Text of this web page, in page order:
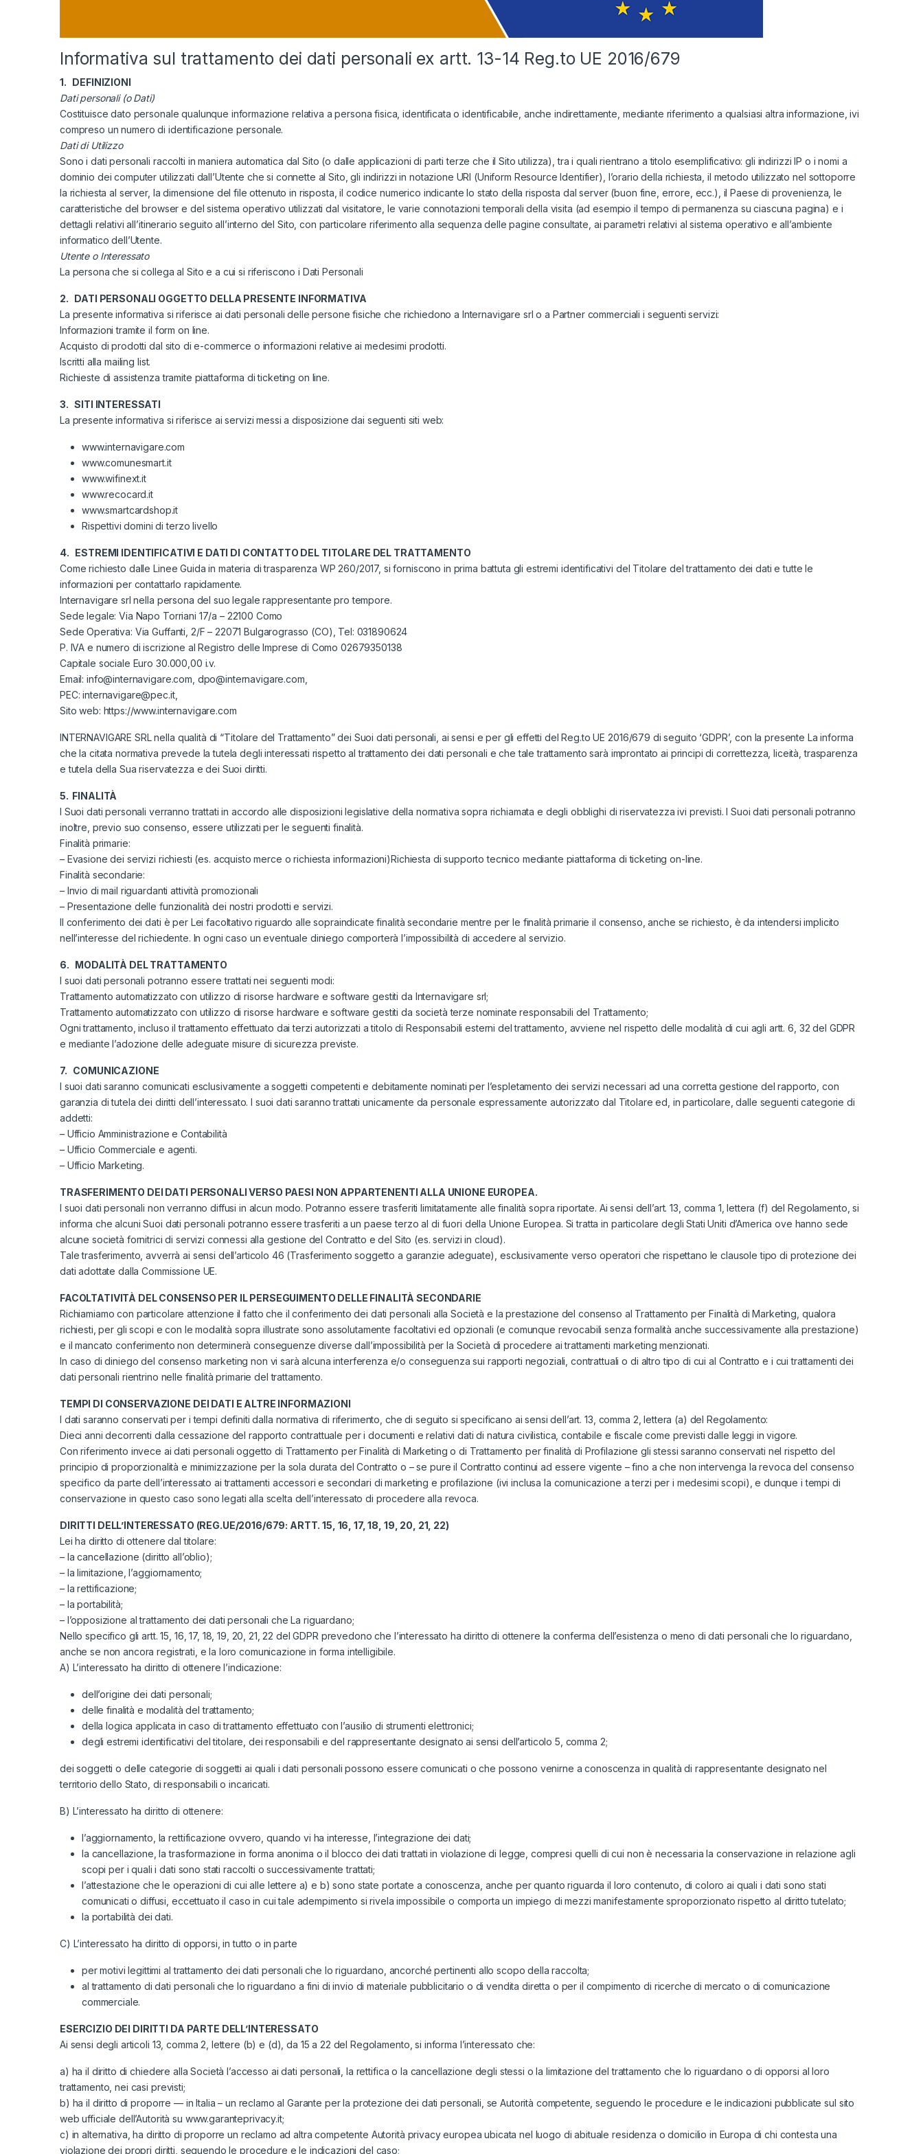
Informativa sul trattamento dei dati personali ex artt. 13-14 Reg.to UE 2016/679
1. DEFINIZIONI
Dati personali (o Dati)
Costituisce dato personale qualunque informazione relativa a persona fisica, identificata o identificabile, anche indirettamente, mediante riferimento a qualsiasi altra informazione, ivi
compreso un numero di identificazione personale.
Dati di Utilizzo
Sono i dati personali raccolti in maniera automatica dal Sito (o dalle applicazioni di parti terze che il Sito utilizza), tra i quali rientrano a titolo esemplificativo: gli indirizzi IP o i nomi a
dominio dei computer utilizzati dall’Utente che si connette al Sito, gli indirizzi in notazione URI (Uniform Resource Identifier), l’orario della richiesta, il metodo utilizzato nel sottoporre
la richiesta al server, la dimensione del file ottenuto in risposta, il codice numerico indicante lo stato della risposta dal server (buon fine, errore, ecc.), il Paese di provenienza, le
caratteristiche del browser e del sistema operativo utilizzati dal visitatore, le varie connotazioni temporali della visita (ad esempio il tempo di permanenza su ciascuna pagina) e i
dettagli relativi all’itinerario seguito all’interno del Sito, con particolare riferimento alla sequenza delle pagine consultate, ai parametri relativi al sistema operativo e all’ambiente
informatico dell’Utente.
Utente o Interessato
La persona che si collega al Sito e a cui si riferiscono i Dati Personali
2. DATI PERSONALI OGGETTO DELLA PRESENTE INFORMATIVA
La presente informativa si riferisce ai dati personali delle persone fisiche che richiedono a Internavigare srl o a Partner commerciali i seguenti servizi:
Informazioni tramite il form on line.
Acquisto di prodotti dal sito di e-commerce o informazioni relative ai medesimi prodotti.
Iscritti alla mailing list.
Richieste di assistenza tramite piattaforma di ticketing on line.
3. SITI INTERESSATI
La presente informativa si riferisce ai servizi messi a disposizione dai seguenti siti web:
www.internavigare.com
www.comunesmart.it
www.wifinext.it
www.recocard.it
www.smartcardshop.it
Rispettivi domini di terzo livello
4. ESTREMI IDENTIFICATIVI E DATI DI CONTATTO DEL TITOLARE DEL TRATTAMENTO
Come richiesto dalle Linee Guida in materia di trasparenza WP 260/2017, si forniscono in prima battuta gli estremi identificativi del Titolare del trattamento dei dati e tutte le
informazioni per contattarlo rapidamente.
Internavigare srl nella persona del suo legale rappresentante pro tempore.
Sede legale: Via Napo Torriani 17/a – 22100 Como
Sede Operativa: Via Guffanti, 2/F – 22071 Bulgarograsso (CO), Tel: 031890624
P. IVA e numero di iscrizione al Registro delle Imprese di Como 02679350138
Capitale sociale Euro 30.000,00 i.v.
Email: info@internavigare.com, dpo@internavigare.com,
PEC: internavigare@pec.it,
Sito web: https://www.internavigare.com
INTERNAVIGARE SRL nella qualità di “Titolare del Trattamento” dei Suoi dati personali, ai sensi e per gli effetti del Reg.to UE 2016/679 di seguito ‘GDPR’, con la presente La informa
che la citata normativa prevede la tutela degli interessati rispetto al trattamento dei dati personali e che tale trattamento sarà improntato ai principi di correttezza, liceità, trasparenza
e tutela della Sua riservatezza e dei Suoi diritti.
5. FINALITÀ
I Suoi dati personali verranno trattati in accordo alle disposizioni legislative della normativa sopra richiamata e degli obblighi di riservatezza ivi previsti. I Suoi dati personali potranno
inoltre, previo suo consenso, essere utilizzati per le seguenti finalità.
Finalità primarie:
– Evasione dei servizi richiesti (es. acquisto merce o richiesta informazioni)Richiesta di supporto tecnico mediante piattaforma di ticketing on-line.
Finalità secondarie:
– Invio di mail riguardanti attività promozionali
– Presentazione delle funzionalità dei nostri prodotti e servizi.
Il conferimento dei dati è per Lei facoltativo riguardo alle sopraindicate finalità secondarie mentre per le finalità primarie il consenso, anche se richiesto, è da intendersi implicito
nell’interesse del richiedente. In ogni caso un eventuale diniego comporterà l’impossibilità di accedere al servizio.
6. MODALITÀ DEL TRATTAMENTO
I suoi dati personali potranno essere trattati nei seguenti modi:
Trattamento automatizzato con utilizzo di risorse hardware e software gestiti da Internavigare srl;
Trattamento automatizzato con utilizzo di risorse hardware e software gestiti da società terze nominate responsabili del Trattamento;
Ogni trattamento, incluso il trattamento effettuato dai terzi autorizzati a titolo di Responsabili esterni del trattamento, avviene nel rispetto delle modalità di cui agli artt. 6, 32 del GDPR
e mediante l’adozione delle adeguate misure di sicurezza previste.
7. COMUNICAZIONE
I suoi dati saranno comunicati esclusivamente a soggetti competenti e debitamente nominati per l’espletamento dei servizi necessari ad una corretta gestione del rapporto, con
garanzia di tutela dei diritti dell’interessato. I suoi dati saranno trattati unicamente da personale espressamente autorizzato dal Titolare ed, in particolare, dalle seguenti categorie di
addetti:
– Ufficio Amministrazione e Contabilità
– Ufficio Commerciale e agenti.
– Ufficio Marketing.
TRASFERIMENTO DEI DATI PERSONALI VERSO PAESI NON APPARTENENTI ALLA UNIONE EUROPEA.
I suoi dati personali non verranno diffusi in alcun modo. Potranno essere trasferiti limitatamente alle finalità sopra riportate. Ai sensi dell’art. 13, comma 1, lettera (f) del Regolamento, si
informa che alcuni Suoi dati personali potranno essere trasferiti a un paese terzo al di fuori della Unione Europea. Si tratta in particolare degli Stati Uniti d’America ove hanno sede
alcune società fornitrici di servizi connessi alla gestione del Contratto e del Sito (es. servizi in cloud).
Tale trasferimento, avverrà ai sensi dell’articolo 46 (Trasferimento soggetto a garanzie adeguate), esclusivamente verso operatori che rispettano le clausole tipo di protezione dei
dati adottate dalla Commissione UE.
FACOLTATIVITÀ DEL CONSENSO PER IL PERSEGUIMENTO DELLE FINALITÀ SECONDARIE
Richiamiamo con particolare attenzione il fatto che il conferimento dei dati personali alla Società e la prestazione del consenso al Trattamento per Finalità di Marketing, qualora
richiesti, per gli scopi e con le modalità sopra illustrate sono assolutamente facoltativi ed opzionali (e comunque revocabili senza formalità anche successivamente alla prestazione)
e il mancato conferimento non determinerà conseguenze diverse dall’impossibilità per la Società di procedere ai trattamenti marketing menzionati.
In caso di diniego del consenso marketing non vi sarà alcuna interferenza e/o conseguenza sui rapporti negoziali, contrattuali o di altro tipo di cui al Contratto e i cui trattamenti dei
dati personali rientrino nelle finalità primarie del trattamento.
TEMPI DI CONSERVAZIONE DEI DATI E ALTRE INFORMAZIONI
I dati saranno conservati per i tempi definiti dalla normativa di riferimento, che di seguito si specificano ai sensi dell’art. 13, comma 2, lettera (a) del Regolamento:
Dieci anni decorrenti dalla cessazione del rapporto contrattuale per i documenti e relativi dati di natura civilistica, contabile e fiscale come previsti dalle leggi in vigore.
Con riferimento invece ai dati personali oggetto di Trattamento per Finalità di Marketing o di Trattamento per finalità di Profilazione gli stessi saranno conservati nel rispetto del
principio di proporzionalità e minimizzazione per la sola durata del Contratto o – se pure il Contratto continui ad essere vigente – fino a che non intervenga la revoca del consenso
specifico da parte dell’interessato ai trattamenti accessori e secondari di marketing e profilazione (ivi inclusa la comunicazione a terzi per i medesimi scopi), e dunque i tempi di
conservazione in questo caso sono legati alla scelta dell’interessato di procedere alla revoca.
DIRITTI DELL’INTERESSATO (REG.UE/2016/679: ARTT. 15, 16, 17, 18, 19, 20, 21, 22)
Lei ha diritto di ottenere dal titolare:
– la cancellazione (diritto all’oblio);
– la limitazione, l’aggiornamento;
– la rettificazione;
– la portabilità;
– l’opposizione al trattamento dei dati personali che La riguardano;
Nello specifico gli artt. 15, 16, 17, 18, 19, 20, 21, 22 del GDPR prevedono che l’interessato ha diritto di ottenere la conferma dell’esistenza o meno di dati personali che lo riguardano,
anche se non ancora registrati, e la loro comunicazione in forma intelligibile.
A) L’interessato ha diritto di ottenere l’indicazione:
dell’origine dei dati personali;
delle finalità e modalità del trattamento;
della logica applicata in caso di trattamento effettuato con l’ausilio di strumenti elettronici;
degli estremi identificativi del titolare, dei responsabili e del rappresentante designato ai sensi dell’articolo 5, comma 2;
dei soggetti o delle categorie di soggetti ai quali i dati personali possono essere comunicati o che possono venirne a conoscenza in qualità di rappresentante designato nel
territorio dello Stato, di responsabili o incaricati.
B) L’interessato ha diritto di ottenere:
l’aggiornamento, la rettificazione ovvero, quando vi ha interesse, l’integrazione dei dati;
la cancellazione, la trasformazione in forma anonima o il blocco dei dati trattati in violazione di legge, compresi quelli di cui non è necessaria la conservazione in relazione agli
scopi per i quali i dati sono stati raccolti o successivamente trattati;
l’attestazione che le operazioni di cui alle lettere a) e b) sono state portate a conoscenza, anche per quanto riguarda il loro contenuto, di coloro ai quali i dati sono stati
comunicati o diffusi, eccettuato il caso in cui tale adempimento si rivela impossibile o comporta un impiego di mezzi manifestamente sproporzionato rispetto al diritto tutelato;
la portabilità dei dati.
C) L’interessato ha diritto di opporsi, in tutto o in parte
per motivi legittimi al trattamento dei dati personali che lo riguardano, ancorché pertinenti allo scopo della raccolta;
al trattamento di dati personali che lo riguardano a fini di invio di materiale pubblicitario o di vendita diretta o per il compimento di ricerche di mercato o di comunicazione
commerciale.
ESERCIZIO DEI DIRITTI DA PARTE DELL’INTERESSATO
Ai sensi degli articoli 13, comma 2, lettere (b) e (d), da 15 a 22 del Regolamento, si informa l’interessato che:
a) ha il diritto di chiedere alla Società l’accesso ai dati personali, la rettifica o la cancellazione degli stessi o la limitazione del trattamento che lo riguardano o di opporsi al loro
trattamento, nei casi previsti;
b) ha il diritto di proporre — in Italia – un reclamo al Garante per la protezione dei dati personali, se Autorità competente, seguendo le procedure e le indicazioni pubblicate sul sito
web ufficiale dell’Autorità su www.garanteprivacy.it;
c) in alternativa, ha diritto di proporre un reclamo ad altra competente Autorità privacy europea ubicata nel luogo di abituale residenza o domicilio in Europa di chi contesta una
violazione dei propri diritti, seguendo le procedure e le indicazioni del caso;